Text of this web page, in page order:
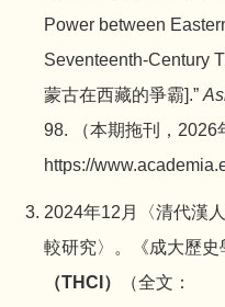
Power between
Seventeenth-Century
蒙古在西藏的爭霸].”
98. （本期拖刊，2026
https://
2024年12月〈清代漢
較研究〉。《成大歷史
（THCI）
（全文：